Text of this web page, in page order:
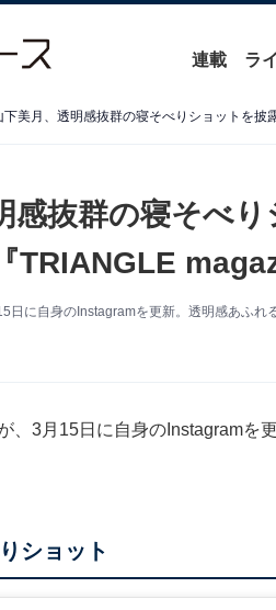
連載 ラ
下美月、透明感抜群の寝そべりショットを
感抜群の寝そべ
TRIANGLE
日に自身のInstagramを更新。透明感あふれ
、3月15日に自身のInstagramを
ショット